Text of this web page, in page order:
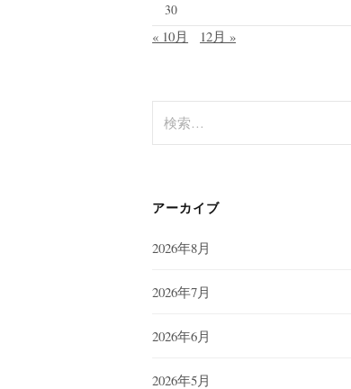
30
« 10月 12月 »
索:
アーカイブ
2026年8月
2026年7月
2026年6月
2026年5月